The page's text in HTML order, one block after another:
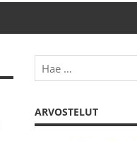
ARVOSTELUT